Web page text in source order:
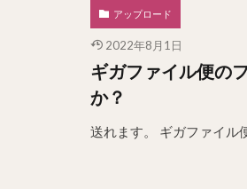
アップロード
2022年8月1日
ギガファイル便の
か？
送れます。 ギガファイル